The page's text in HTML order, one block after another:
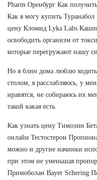
Pharm Оренбург Как
Как я могу купить
цену Кломид Lyka Labs
освободить организм от
которые перегружают нашу
Но я блин дома люблю ходить
столом, я расслабляюсь, у
нравятся, не собираюсь их
такой какая есть.
Как узнать цену Tимозин
онлайн Тестостерон
можно и другие начинки
при этом не уменьшая
Примоболан Bayer Schering